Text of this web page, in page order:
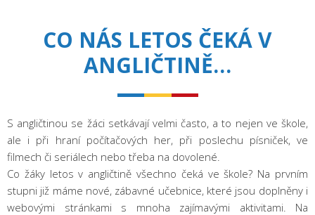
CO NÁS LETOS ČEKÁ V
ANGLIČTINĚ…
S angličtinou se žáci setkávají velmi často, a to nejen ve škole,
ale i při hraní počítačových her, při poslechu písniček, ve
filmech či seriálech nebo třeba na dovolené.
Co žáky letos v angličtině všechno čeká ve škole? Na prvním
stupni již máme nové, zábavné učebnice, které jsou doplněny i
webovými stránkami s mnoha zajímavými aktivitami. Na